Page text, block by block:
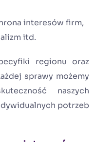
interesów firm,
itd.
regionu oraz
sprawy możemy
naszych
potrzeb